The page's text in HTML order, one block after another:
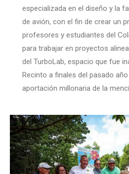
especializada en el diseño y la
de avión, con el fin de crear un
profesores y estudiantes del
para trabajar en proyectos
del TurboLab, espacio que fue
Recinto a finales del pasado
aportación millonaria de la